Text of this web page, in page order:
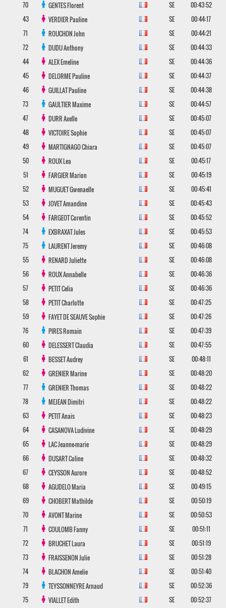
70
GENTESFlorent SE
00:43:52
43
VERDIERPauline SE
00:44:17
71
ROUCHONJohn SE
00:44:21
72
DUDUAnthony SE
00:44:33
44
ALEXEmeline SE
00:44:36
45
DELORMEPauline SE
00:44:37
46
GUILLATPauline SE
00:44:38
73
GAULTIERMaxime SE
00:44:57
47
DURRAxelle SE
00:45:07
48
VICTOIRESophie SE
00:45:07
49
MARTIGNAGOChiara SE
00:45:07
50
ROUXLea SE
00:45:17
51
FARGIERMarion SE
00:45:19
52
MUGUETGwenaelle SE
00:45:41
53
JOVETAmandine SE
00:45:43
54
FARGEOTCorentin SE
00:45:52
74
EXBRAXATJules SE
00:45:53
75
LAURENTJeremy SE
00:46:08
55
RENARDJuliette SE
00:46:08
56
ROUXAnnabelle SE
00:46:36
57
PETITCelia SE
00:46:36
58
PETITCharlotte SE
00:47:25
59
FAYET DE SEAUVESophie SE
00:47:26
76
PIRESRomain SE
00:47:39
60
DELESSERTClaudia SE
00:47:55
61
BESSETAudrey SE
00:48:11
62
GRENIERMarine SE
00:48:20
77
GRENIERThomas SE
00:48:22
78
MEJEANDimitri SE
00:48:22
63
PETITAnais SE
00:48:23
64
CASANOVALudivine SE
00:48:29
65
LACJeanne-marie SE
00:48:29
66
DUSARTColine SE
00:48:32
67
CEYSSONAurore SE
00:48:52
68
AGUDELOMaria SE
00:49:15
69
CHOBERTMathilde SE
00:50:19
70
AVONTMarine SE
00:50:53
71
COULOMBFanny SE
00:51:11
72
BRUCHETLaura SE
00:51:19
73
FRAISSENONJulie SE
00:51:28
74
BLACHONAmelie SE
00:51:40
79
TEYSSONNEYREArnaud SE
00:52:36
75
VIALLETEdith SE
00:52:37